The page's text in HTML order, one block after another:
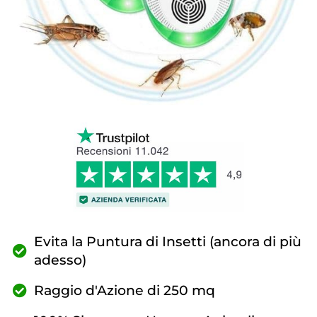
Evita la Puntura di Insetti (ancora di più
adesso)
Raggio d'Azione di 250 mq